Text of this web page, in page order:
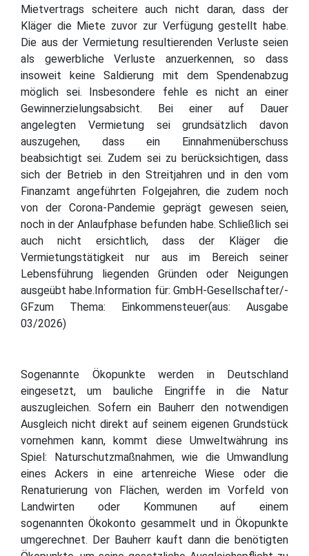
Mietvertrags scheitere auch nicht daran, dass der
Kläger die Miete zuvor zur Verfügung gestellt habe.
Die aus der Vermietung resultierenden Verluste seien
als gewerbliche Verluste anzuerkennen, so dass
insoweit keine Saldierung mit dem Spendenabzug
möglich sei. Insbesondere fehle es nicht an einer
Gewinnerzielungsabsicht. Bei einer auf Dauer
angelegten Vermietung sei grundsätzlich davon
auszugehen, dass ein Einnahmenüberschuss
beabsichtigt sei. Zudem sei zu berücksichtigen, dass
sich der Betrieb in den Streitjahren und in den vom
Finanzamt angeführten Folgejahren, die zudem noch
von der Corona-Pandemie geprägt gewesen seien,
noch in der Anlaufphase befunden habe. Schließlich sei
auch nicht ersichtlich, dass der Kläger die
Vermietungstätigkeit nur aus im Bereich seiner
Lebensführung liegenden Gründen oder Neigungen
ausgeübt habe.Information für: GmbH-Gesellschafter/-
GFzum Thema: Einkommensteuer(aus: Ausgabe
03/2026)
Sogenannte Ökopunkte werden in Deutschland
eingesetzt, um bauliche Eingriffe in die Natur
auszugleichen. Sofern ein Bauherr den notwendigen
Ausgleich nicht direkt auf seinem eigenen Grundstück
vornehmen kann, kommt diese Umweltwährung ins
Spiel: Naturschutzmaßnahmen, wie die Umwandlung
eines Ackers in eine artenreiche Wiese oder die
Renaturierung von Flächen, werden im Vorfeld von
Landwirten oder Kommunen auf einem
sogenannten Ökokonto gesammelt und in Ökopunkte
umgerechnet. Der Bauherr kauft dann die benötigten